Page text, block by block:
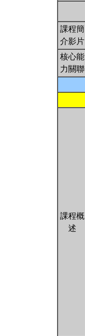
課程簡
介影片
核心能
力關聯
課程概
述